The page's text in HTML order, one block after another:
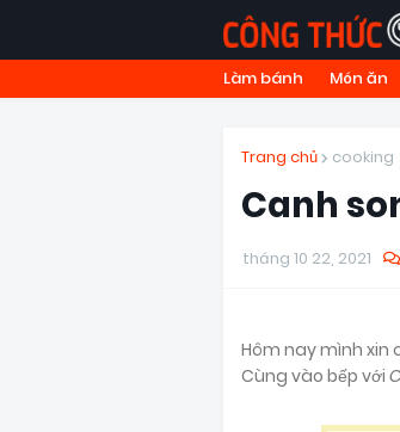
Làm bánh Món ăn
Trang chủ cooking
Canh
tháng 10 22, 2021
Hôm nay mình xin
Cùng vào bếp với